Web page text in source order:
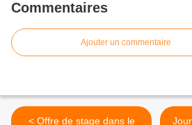
Commentaires
Ajouter un commentaire
< Offre de stage dans le